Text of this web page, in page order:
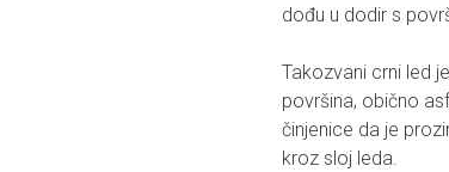
dođu u dodir s
Takozvani crni led
površina, obično
činjenice da je
kroz sloj leda.